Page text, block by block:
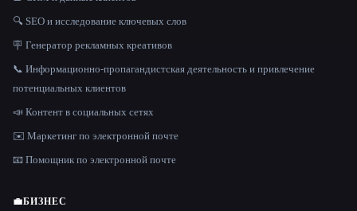
🔍 SEO и исследование ключевых слов
🪧 Генератор рекламных креативов
📞 Информационно-пропагандистская деятельность и привлечение
потенциальных клиентов
📣 Контент в социальных сетях
✉️ Маркетинг по электронной почте
📧 Помощник по электронной почте
💼БИЗНЕС